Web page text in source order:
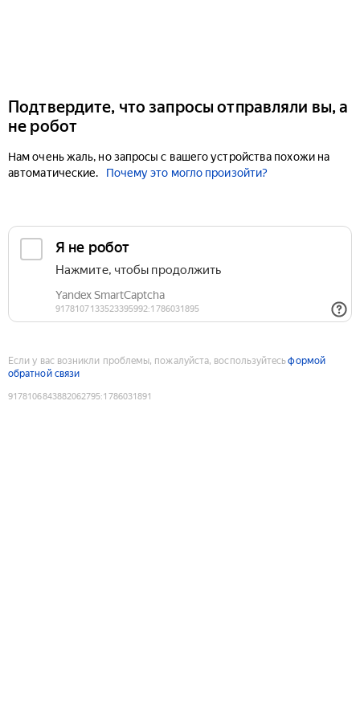
Подтвердите, что запросы отправляли вы, а
не робот
Нам очень жаль, но запросы с вашего устройства похожи на
автоматические.
Почему это могло произойти?
Если у вас возникли проблемы, пожалуйста, воспользуйтесьформой
обратной связи
9178106843882062795:1786031891